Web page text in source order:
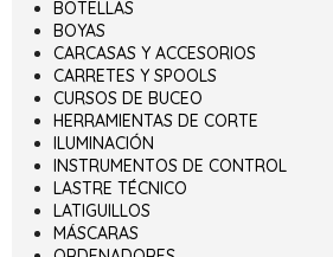
BOTELLAS
BOYAS
CARCASAS Y ACCESORIOS
CARRETES Y SPOOLS
CURSOS DE BUCEO
HERRAMIENTAS DE CORTE
ILUMINACIÓN
INSTRUMENTOS DE CONTROL
LASTRE TÉCNICO
LATIGUILLOS
MÁSCARAS